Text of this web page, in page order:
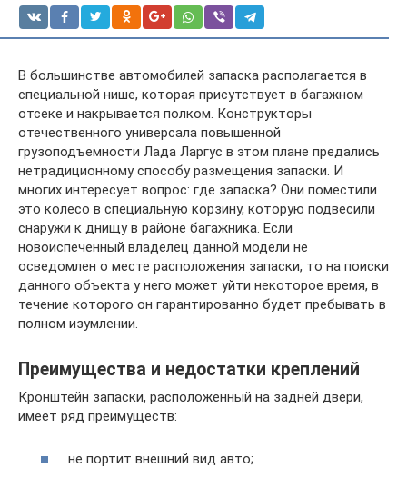
В большинстве автомобилей запаска располагается в
специальной нише, которая присутствует в багажном
отсеке и накрывается полком. Конструкторы
отечественного универсала повышенной
грузоподъемности Лада Ларгус в этом плане предались
нетрадиционному способу размещения запаски. И
многих интересует вопрос: где запаска? Они поместили
это колесо в специальную корзину, которую подвесили
снаружи к днищу в районе багажника. Если
новоиспеченный владелец данной модели не
осведомлен о месте расположения запаски, то на поиски
данного объекта у него может уйти некоторое время, в
течение которого он гарантированно будет пребывать в
полном изумлении.
Преимущества и недостатки креплений
Кронштейн запаски, расположенный на задней двери,
имеет ряд преимуществ:
не портит внешний вид авто;